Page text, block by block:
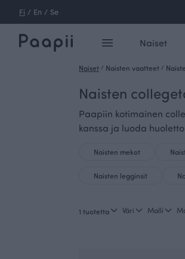
Fi / En / Se
Naiset
Naiset / Naisten vaatteet /
Naisten
Paapiin kotimainen
kanssa ja luoda
Naisten mekot
Naisten legginsit
1 tuotetta Väri Malli